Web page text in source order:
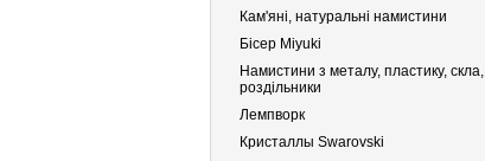
Кам'яні, натуральні намистини
Бiсер Miyuki
Намистини з металу, пластику, скла,
роздільники
Лемпворк
Кристаллы Swarovski